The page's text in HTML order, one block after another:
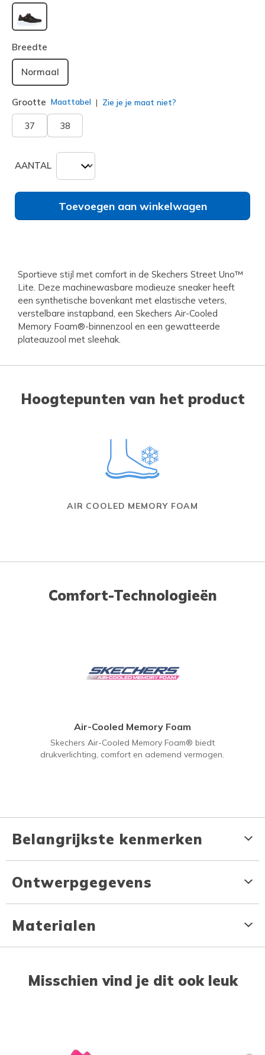
geselecteerd
Breedte
Normaal
Grootte Maattabel Zie je je maat niet?
37 38
AANTAL
Toevoegen aan winkelwagen
Sportieve stijl met comfort in de Skechers Street Uno™
Lite. Deze machinewasbare modieuze sneaker heeft
een synthetische bovenkant met elastische veters,
verstelbare instapband, een Skechers Air-Cooled
Memory Foam®-binnenzool en een gewatteerde
plateauzool met sleehak.
Hoogtepunten van het product
AIR COOLED MEMORY FOAM
Comfort-Technologieën
Air-Cooled Memory Foam
Skechers Air-Cooled Memory Foam® biedt
drukverlichting, comfort en ademend vermogen.
Belangrijkste kenmerken
Ontwerpgegevens
Materialen
Misschien vind je dit ook leuk